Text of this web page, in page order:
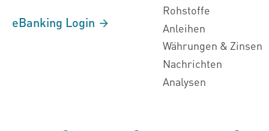
eBanking Login
Rohstoffe
Anleihen
Währungen & Zinsen
Nachrichten
Analysen